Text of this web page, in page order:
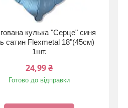
кулька "Серце" синя
сатин Flexmetal 18"(45см)
1шт.
24,99 ₴
Готово до відправки